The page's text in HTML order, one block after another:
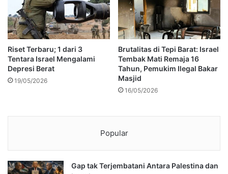
Riset Terbaru; 1 dari 3
Tentara Israel Mengalami
Depresi Berat
19/05/2026
Brutalitas di Tepi Barat: Israel
Tembak Mati Remaja 16
Tahun, Pemukim Ilegal Bakar
Masjid
16/05/2026
Popular
Gap tak Terjembatani Antara Palestina dan